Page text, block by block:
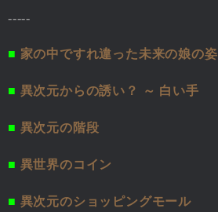
-----
■ 家の中ですれ違った未来の娘の姿
■ 異次元からの誘い？ ～ 白い手
■ 異次元の階段
■ 異世界のコイン
■ 異次元のショッピングモール